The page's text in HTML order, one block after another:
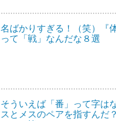
名ばかりすぎる！（笑）『
って「戦」なんだな８選
そういえば「番」って字は
スとメスのペアを指すんだ